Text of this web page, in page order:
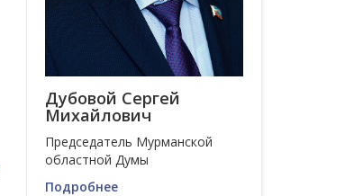
Дубовой Сергей
Михайлович
Председатель Мурманской
областной Думы
Подробнее